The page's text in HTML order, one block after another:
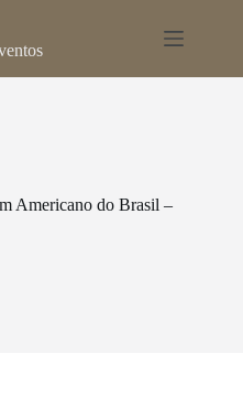
Americano do Brasil –